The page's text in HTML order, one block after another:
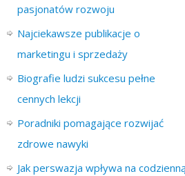
pasjonatów rozwoju
Najciekawsze publikacje o
marketingu i sprzedaży
Biografie ludzi sukcesu pełne
cennych lekcji
Poradniki pomagające rozwijać
zdrowe nawyki
Jak perswazja wpływa na